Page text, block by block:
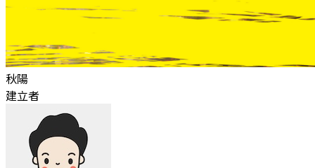
秋陽
建立者